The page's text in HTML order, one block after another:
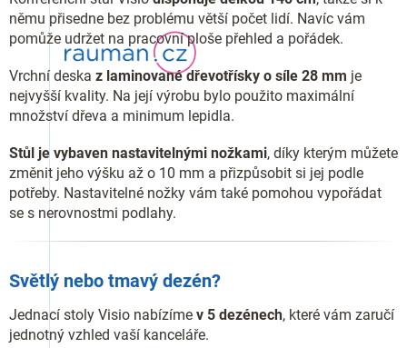
němu přisedne bez problému větší počet lidí. Navíc vám
pomůže udržet na pracovní ploše přehled a pořádek.
Vrchní deska z laminované dřevotřísky o síle 28 mm je
nejvyšší kvality. Na její výrobu bylo použito maximální
množství dřeva a minimum lepidla.
Stůl je vybaven nastavitelnými nožkami, díky kterým můžete
změnit jeho výšku až o 10 mm a přizpůsobit si jej podle
potřeby. Nastavitelné nožky vám také pomohou vypořádat
se s nerovnostmi podlahy.
Světlý nebo tmavý dezén?
Jednací stoly Visio nabízíme v 5 dezénech, které vám zaručí
jednotný vzhled vaší kanceláře.